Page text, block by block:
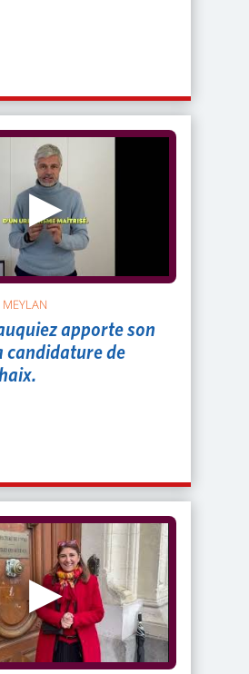
▶
apporte son
candidature de
▶